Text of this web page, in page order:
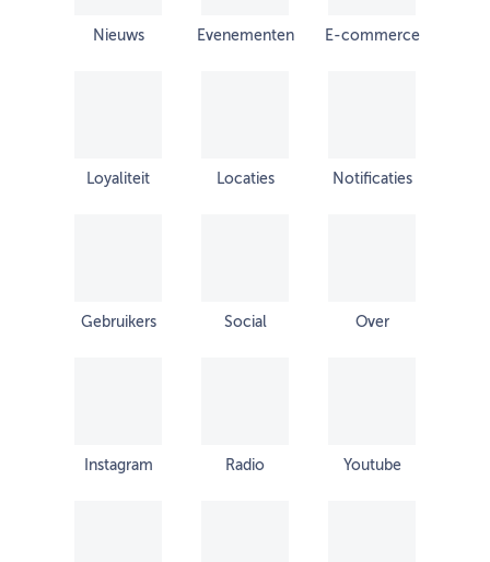
Nieuws Evenementen E-commerce
Loyaliteit Locaties Notificaties
Gebruikers Social Over
Instagram Radio Youtube